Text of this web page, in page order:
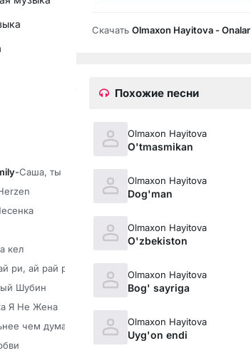
-Саша, ты моя любовь
кел
ри, ай рай ра
Шубин
Я Не Жена
чем думаешь
Скачать Olmaxon Hayitova - Onalar
Похожие песни
Olmaxon Hayitova
O'tmasmikan
Olmaxon Hayitova
Dog'man
Olmaxon Hayitova
O'zbekiston
Olmaxon Hayitova
Bog' sayriga
Olmaxon Hayitova
Uyg'on endi